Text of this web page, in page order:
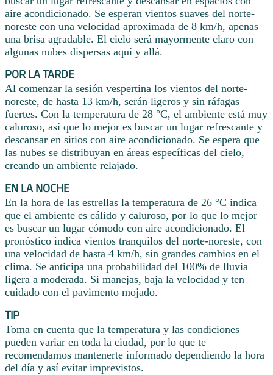
aire acondicionado. Se esperan vientos suaves del norte-
noreste con una velocidad aproximada de 8 km/h, apenas
una brisa agradable. El cielo será mayormente claro con
algunas nubes dispersas aquí y allá.
POR LA TARDE
Al comenzar la sesión vespertina los vientos del norte-
noreste, de hasta 13 km/h, serán ligeros y sin ráfagas
fuertes. Con la temperatura de 28 °C, el ambiente está muy
caluroso, así que lo mejor es buscar un lugar refrescante y
descansar en sitios con aire acondicionado. Se espera que
las nubes se distribuyan en áreas específicas del cielo,
creando un ambiente relajado.
EN LA NOCHE
En la hora de las estrellas la temperatura de 26 °C indica
que el ambiente es cálido y caluroso, por lo que lo mejor
es buscar un lugar cómodo con aire acondicionado. El
pronóstico indica vientos tranquilos del norte-noreste, con
una velocidad de hasta 4 km/h, sin grandes cambios en el
clima. Se anticipa una probabilidad del 100% de lluvia
ligera a moderada. Si manejas, baja la velocidad y ten
cuidado con el pavimento mojado.
TIP
Toma en cuenta que la temperatura y las condiciones
pueden variar en toda la ciudad, por lo que te
recomendamos mantenerte informado dependiendo la hora
del día y así evitar imprevistos.